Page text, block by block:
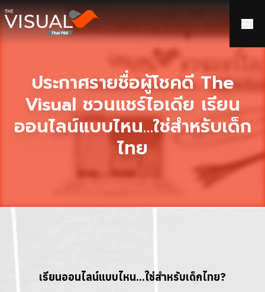
ข้ามไปยังเนื้อหา
ประกาศรายชื่อผู้โชคดี The
Visual ชวนแชร์ไอเดีย เรียน
ออนไลน์แบบไหน…ใช่สำหรับเด็ก
ไทย
เรียนออนไลน์แบบไหน...ใช่สำหรับเด็กไทย?